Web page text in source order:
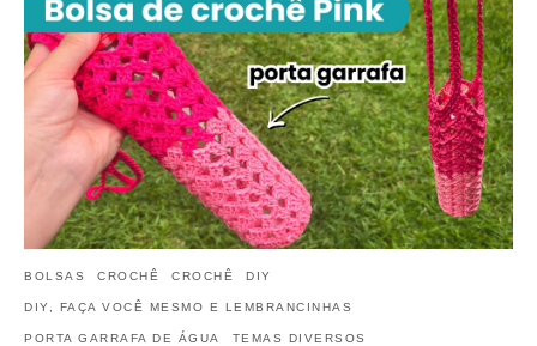
BOLSAS CROCHÊ CROCHÊ DIY
DIY, FAÇA VOCÊ MESMO E LEMBRANCINHAS
PORTA GARRAFA DE ÁGUA TEMAS DIVERSOS